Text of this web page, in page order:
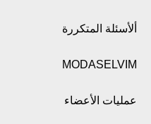
ألأسئلة المتكررة
MODASELVIM
عمليات الأعضاء